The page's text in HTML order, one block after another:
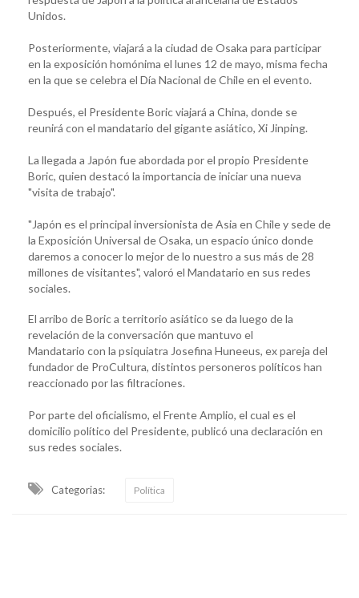
Unidos.
Posteriormente, viajará a la ciudad de Osaka para participar
en la exposición homónima el lunes 12 de mayo, misma fecha
en la que se celebra el Día Nacional de Chile en el evento.
Después, el Presidente Boric viajará a China, donde se
reunirá con el mandatario del gigante asiático, Xi Jinping.
La llegada a Japón fue abordada por el propio Presidente
Boric, quien destacó la importancia de iniciar una nueva
"visita de trabajo".
"Japón es el principal inversionista de Asia en Chile y sede de
la Exposición Universal de Osaka, un espacio único donde
daremos a conocer lo mejor de lo nuestro a sus más de 28
millones de visitantes", valoró el Mandatario en sus redes
sociales.
El arribo de Boric a territorio asiático se da luego de la
revelación de la conversación que mantuvo el
Mandatario con la psiquiatra Josefina Huneeus, ex pareja del
fundador de ProCultura, distintos personeros políticos han
reaccionado por las filtraciones.
Por parte del oficialismo, el Frente Amplio, el cual es el
domicilio político del Presidente, publicó una declaración en
sus redes sociales.
Categorias: Política